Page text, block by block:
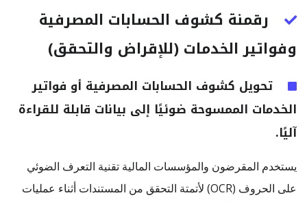
رقمنة كشوف الحسابات المصرفية
وفواتير الخدمات (للإقراض والتحقق)
تحويل كشوف الحسابات المصرفية أو فواتير
الخدمات الممسوحة ضوئيًا إلى بيانات قابلة للقراءة
آليًا.
يستخدم المقرضون والمؤسسات المالية تقنية التعرف الضوئي
على الحروف (OCR) لأتمتة التحقق من المستندات أثناء عمليات